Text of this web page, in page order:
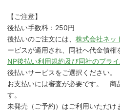
【ご注意】
後払い手数料：250円
後払いのご注文には、 株式会社ネッ
ービスが適用され、同社へ代金債権
NP後払い利用規約及び同社のプラ
後払いサービスをご選択ください。
お支払いには審査が必要です。 商
す。
未発売（ご予約）はご利用いただけ